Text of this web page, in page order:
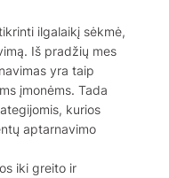
ilgalaikį sėkmė,
Iš pradžių mes
yra taip
įmonėms. Tada
kurios
aptarnavimo
iki greito ir